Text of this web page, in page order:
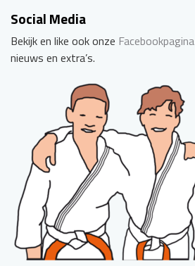
Social Media
Bekijk en like ook onze Facebookpagina
nieuws en extra’s.